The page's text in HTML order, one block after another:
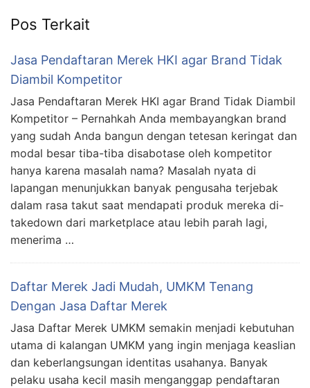
Pos Terkait
Jasa Pendaftaran Merek HKI agar Brand Tidak
Diambil Kompetitor
Jasa Pendaftaran Merek HKI agar Brand Tidak Diambil
Kompetitor – Pernahkah Anda membayangkan brand
yang sudah Anda bangun dengan tetesan keringat dan
modal besar tiba-tiba disabotase oleh kompetitor
hanya karena masalah nama? Masalah nyata di
lapangan menunjukkan banyak pengusaha terjebak
dalam rasa takut saat mendapati produk mereka di-
takedown dari marketplace atau lebih parah lagi,
menerima …
Daftar Merek Jadi Mudah, UMKM Tenang
Dengan Jasa Daftar Merek
Jasa Daftar Merek UMKM semakin menjadi kebutuhan
utama di kalangan UMKM yang ingin menjaga keaslian
dan keberlangsungan identitas usahanya. Banyak
pelaku usaha kecil masih menganggap pendaftaran